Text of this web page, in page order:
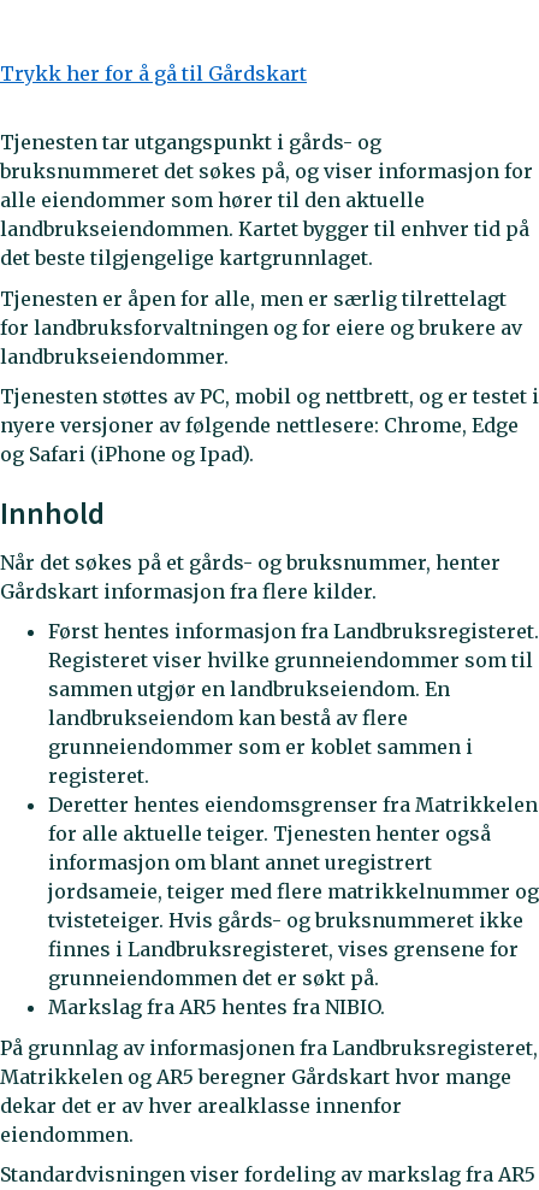
Trykk her for å gå til Gårdskart
Tjenesten tar utgangspunkt i gårds- og
bruksnummeret det søkes på, og viser informasjon for
alle eiendommer som hører til den aktuelle
landbrukseiendommen. Kartet bygger til enhver tid på
det beste tilgjengelige kartgrunnlaget.
Tjenesten er åpen for alle, men er særlig tilrettelagt
for landbruksforvaltningen og for eiere og brukere av
landbrukseiendommer.
Tjenesten støttes av PC, mobil og nettbrett, og er testet i
nyere versjoner av følgende nettlesere: Chrome, Edge
og Safari (iPhone og Ipad).
Innhold
Når det søkes på et gårds- og bruksnummer, henter
Gårdskart informasjon fra flere kilder.
Først hentes informasjon fra Landbruksregisteret.
Registeret viser hvilke grunneiendommer som til
sammen utgjør en landbrukseiendom. En
landbrukseiendom kan bestå av flere
grunneiendommer som er koblet sammen i
registeret.
Deretter hentes eiendomsgrenser fra Matrikkelen
for alle aktuelle teiger. Tjenesten henter også
informasjon om blant annet uregistrert
jordsameie, teiger med flere matrikkelnummer og
tvisteteiger. Hvis gårds- og bruksnummeret ikke
finnes i Landbruksregisteret, vises grensene for
grunneiendommen det er søkt på.
Markslag fra AR5 hentes fra NIBIO.
På grunnlag av informasjonen fra Landbruksregisteret,
Matrikkelen og AR5 beregner Gårdskart hvor mange
dekar det er av hver arealklasse innenfor
eiendommen.
Standardvisningen viser fordeling av markslag fra AR5